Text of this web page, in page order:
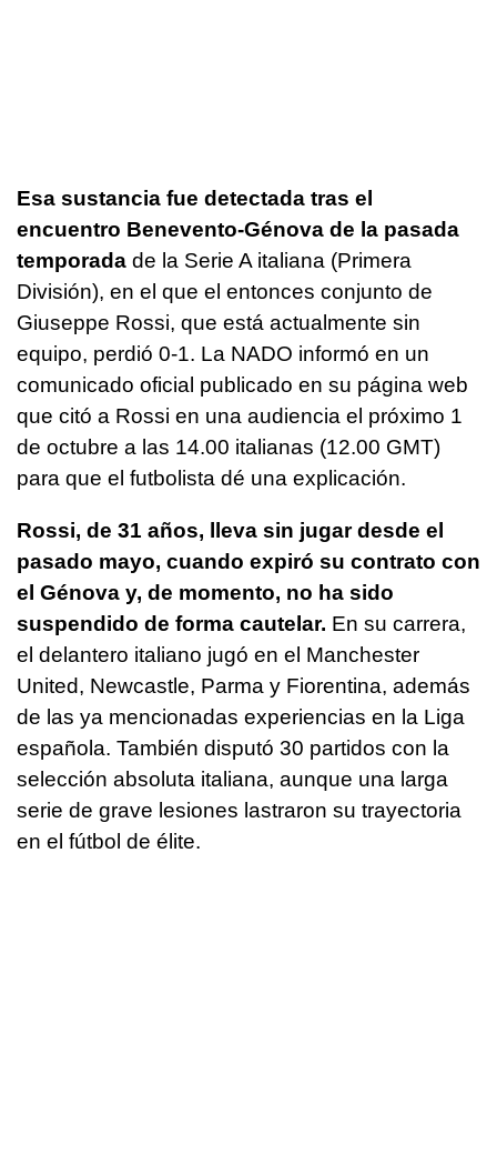
Esa sustancia fue detectada tras el
encuentro Benevento-Génova de la pasada
temporada de la Serie A italiana (Primera
División), en el que el entonces conjunto de
Giuseppe Rossi, que está actualmente sin
equipo, perdió 0-1. La NADO informó en un
comunicado oficial publicado en su página web
que citó a Rossi en una audiencia el próximo 1
de octubre a las 14.00 italianas (12.00 GMT)
para que el futbolista dé una explicación.
Rossi, de 31 años, lleva sin jugar desde el
pasado mayo, cuando expiró su contrato con
el Génova y, de momento, no ha sido
suspendido de forma cautelar. En su carrera,
el delantero italiano jugó en el Manchester
United, Newcastle, Parma y Fiorentina, además
de las ya mencionadas experiencias en la Liga
española. También disputó 30 partidos con la
selección absoluta italiana, aunque una larga
serie de grave lesiones lastraron su trayectoria
en el fútbol de élite.